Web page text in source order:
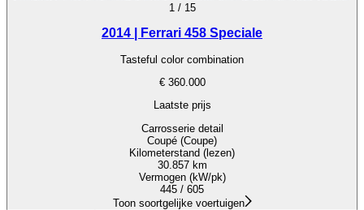
1 / 15
2014 | Ferrari 458 Speciale
Tasteful color combination
€ 360.000
Laatste prijs
Carrosserie detail
Coupé (Coupe)
Kilometerstand (lezen)
30.857 km
Vermogen (kW/pk)
445 / 605
Toon soortgelijke voertuigen